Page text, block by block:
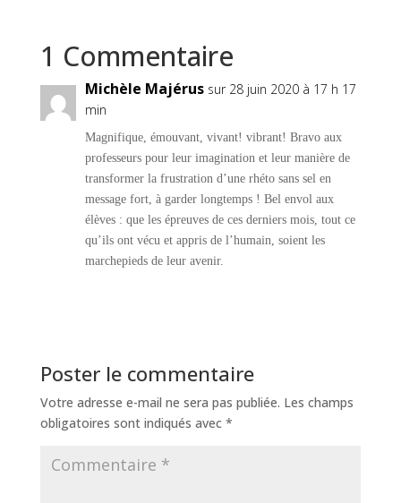
1 Commentaire
Michèle Majérus sur 28 juin 2020 à 17 h 17
min
Magnifique, émouvant, vivant! vibrant! Bravo aux
professeurs pour leur imagination et leur manière de
transformer la frustration d’une rhéto sans sel en
message fort, à garder longtemps ! Bel envol aux
élèves : que les épreuves de ces derniers mois, tout ce
qu’ils ont vécu et appris de l’humain, soient les
marchepieds de leur avenir.
Poster le commentaire
Votre adresse e-mail ne sera pas publiée. Les champs
obligatoires sont indiqués avec *